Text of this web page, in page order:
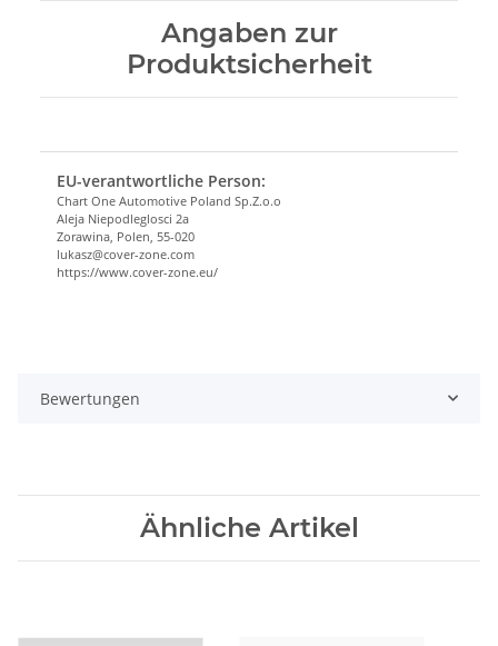
Angaben zur
Produktsicherheit
EU-verantwortliche Person:
Chart One Automotive Poland Sp.Z.o.o
Aleja Niepodleglosci 2a
Zorawina, Polen, 55-020
lukasz@cover-zone.com
https://www.cover-zone.eu/
Bewertungen
Ähnliche Artikel